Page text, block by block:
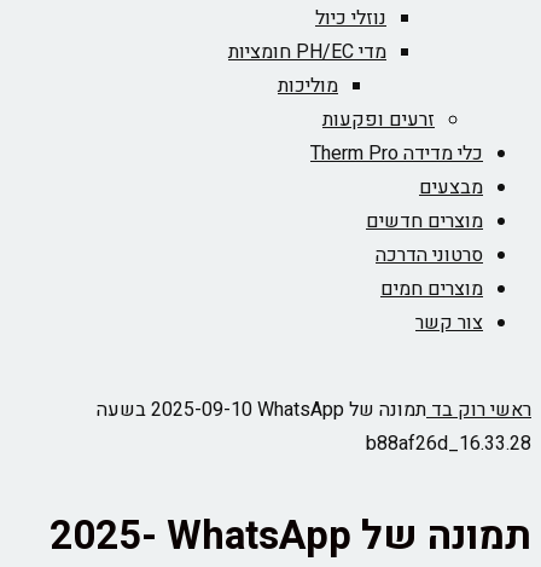
נוזלי כיול
מדי PH/EC חומציות
מוליכות
זרעים ופקעות
כלי מדידה Therm Pro
מבצעים
מוצרים חדשים
סרטוני הדרכה
מוצרים חמים
צור קשר
ראשירוק בד
תמונה של WhatsApp‏ 2025-09-10 בשעה
16.33.28_b88af26d
תמונה של WhatsApp‏ 2025-